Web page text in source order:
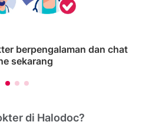
berpengalaman dan chat
sekarang
di Halodoc?